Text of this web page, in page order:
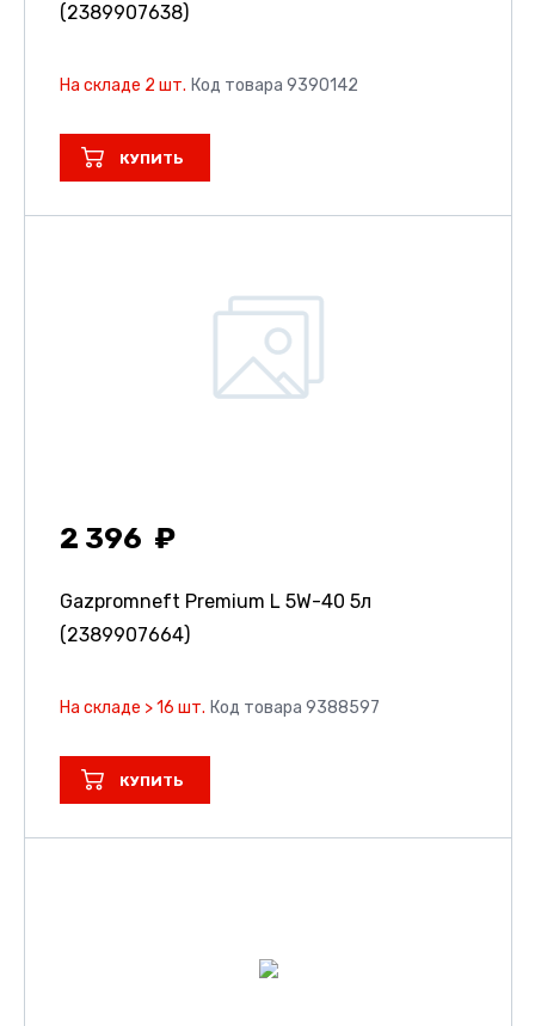
(2389907638)
На складе 2 шт. Код товара 9390142
КУПИТЬ
2 396
Gazpromneft Premium L 5W-40 5л
(2389907664)
На складе > 16 шт. Код товара 9388597
КУПИТЬ